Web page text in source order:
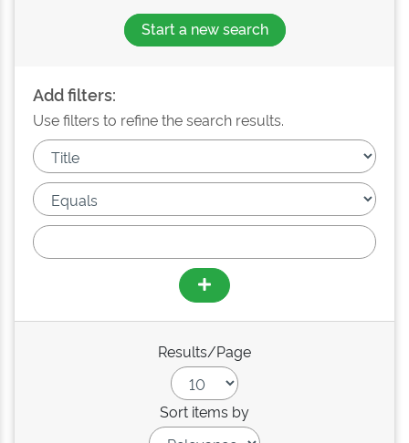
Start a new search
Add filters:
Use filters to refine the search results.
Results/Page
Sort items by